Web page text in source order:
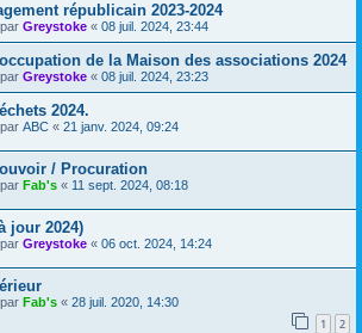
républicain 2023-2024
Greystoke « 08 juil. 2024, 23:44
de la Maison des associations 2024
Greystoke « 08 juil. 2024, 23:23
2024.
ABC « 21 janv. 2024, 09:24
/ Procuration
Fab's « 11 sept. 2024, 08:18
jour 2024)
Greystoke « 06 oct. 2024, 14:24
Fab's « 28 juil. 2020, 14:30
1 2